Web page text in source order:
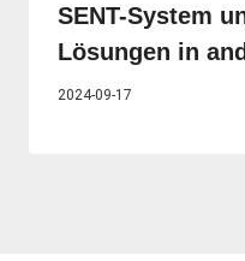
SENT-System
Lösungen in
2024-09-17